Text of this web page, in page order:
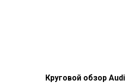
Круговой обзор Audi